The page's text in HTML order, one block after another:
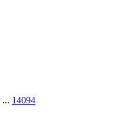
... 14094